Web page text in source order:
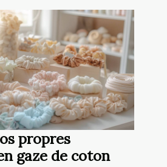
propres
gaze de coton